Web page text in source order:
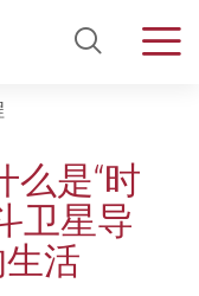
Open
么是“时
卫星导
活